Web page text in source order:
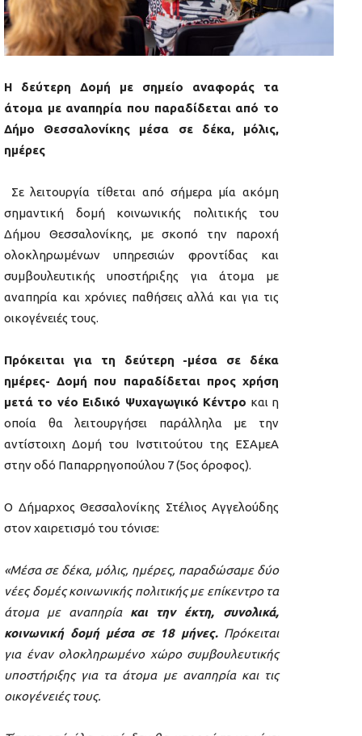
Η δεύτερη Δομή με σημείο αναφοράς τα
άτομα με αναπηρία που παραδίδεται από το
Δήμο Θεσσαλονίκης μέσα σε δέκα, μόλις,
ημέρες
Σε λειτουργία τίθεται από σήμερα μία ακόμη
σημαντική δομή κοινωνικής πολιτικής του
Δήμου Θεσσαλονίκης, με σκοπό την παροχή
ολοκληρωμένων υπηρεσιών φροντίδας και
συμβουλευτικής υποστήριξης για άτομα με
αναπηρία και χρόνιες παθήσεις αλλά και για τις
οικογένειές τους.
Πρόκειται για τη δεύτερη -μέσα σε δέκα
ημέρες- Δομή που παραδίδεται προς χρήση
μετά το νέο Ειδικό Ψυχαγωγικό Κέντρο και η
οποία θα λειτουργήσει παράλληλα με την
αντίστοιχη Δομή του Ινστιτούτου της ΕΣΑμεΑ
στην οδό Παπαρρηγοπούλου 7 (5ος όροφος).
Ο Δήμαρχος Θεσσαλονίκης Στέλιος Αγγελούδης
στον χαιρετισμό του τόνισε:
«Μέσα σε δέκα, μόλις, ημέρες, παραδώσαμε δύο
νέες δομές κοινωνικής πολιτικής με επίκεντρο τα
άτομα με αναπηρία και την έκτη, συνολικά,
κοινωνική δομή μέσα σε 18 μήνες. Πρόκειται
για έναν ολοκληρωμένο χώρο συμβουλευτικής
υποστήριξης για τα άτομα με αναπηρία και τις
οικογένειές τους.